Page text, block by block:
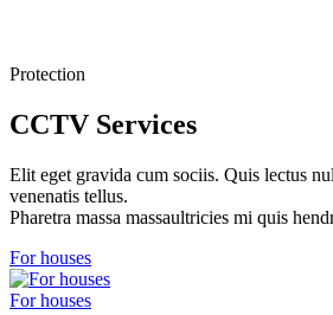
Protection
CCTV Services
Elit eget gravida cum sociis. Quis lectus
venenatis tellus.
Pharetra massa massaultricies mi quis
For houses
For houses